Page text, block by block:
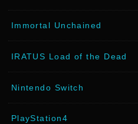
Immortal Unchained
IRATUS Load of the Dead
Nintendo Switch
PlayStation4